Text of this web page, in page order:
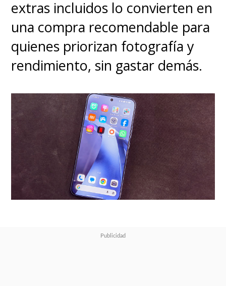
extras incluidos lo convierten en
una compra recomendable para
quienes priorizan fotografía y
rendimiento, sin gastar demás.